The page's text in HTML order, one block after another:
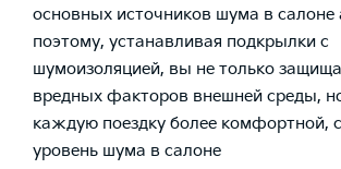
основных источников шума в салоне
поэтому, устанавливая подкрылки с
шумоизоляцией, вы не только
вредных факторов внешней среды,
каждую поездку более комфортной,
уровень шума в салоне